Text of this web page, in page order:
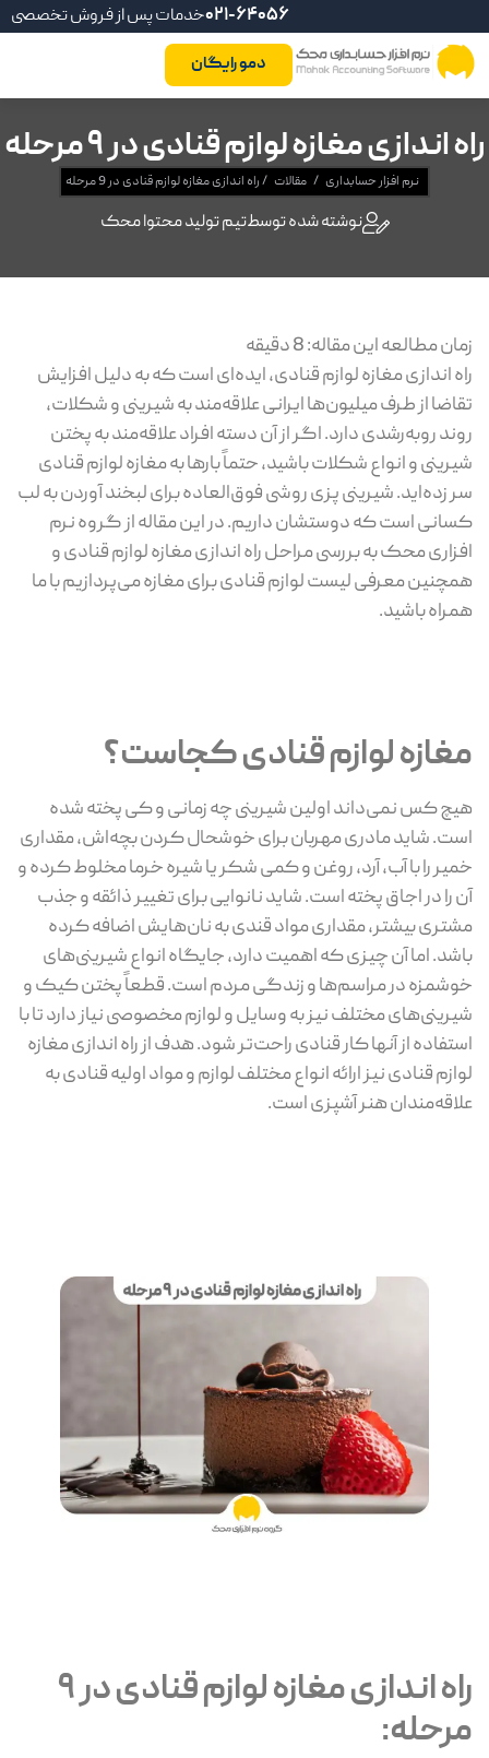
خدمات پس از فروش تخصصی021-64056
دمو رایگان
راه اندازی مغازه لوازم قنادی در 9 مرحله
نرم افزار حسابداری / مقالات /راه اندازی مغازه لوازم قنادی در 9 مرحله
نوشته شده توسطتیم تولید محتوا محک
زمان مطالعه این مقاله:8دقیقه
راه اندازی مغازه لوازم قنادی، ایده‌ای است که به دلیل افزایش
تقاضا از طرف میلیون‌ها ایرانی علاقه‌مند به شیرینی و شکلات،
روند روبه‌رشدی دارد. اگر از آن دسته افراد علاقه‌مند به پختن
شیرینی و انواع شکلات باشید، حتماً بارها به مغازه لوازم قنادی
سر زده‌اید. شیرینی پزی روشی فوق‌العاده برای لبخند آوردن به لب‌
کسانی است که دوستشان داریم. در این مقاله از گروه نرم
افزاری محک به بررسی مراحل راه اندازی مغازه لوازم قنادی و
همچنین معرفی لیست لوازم قنادی برای مغازه می‌پردازیم با ما
همراه باشید.
مغازه لوازم قنادی کجاست؟
هیچ کس نمی‌داند اولین شیرینی چه زمانی و کی پخته شده
است. شاید مادری مهربان برای خوشحال کردن بچه‌اش، مقداری
خمیر را با آب، آرد، روغن و کمی شکر یا شیره خرما مخلوط کرده و
آن را در اجاق پخته است. شاید نانوایی برای تغییر ذائقه و جذب
مشتری بیشتر، مقداری مواد قندی به نان‌هایش اضافه کرده
باشد. اما آن چیزی که اهمیت دارد، جایگاه انواع شیرینی‌های
خوشمزه در مراسم‌ها و زندگی مردم است. قطعاً پختن کیک و
شیرینی‌های مختلف نیز به وسایل و لوازم مخصوصی نیاز دارد تا با
استفاده از آنها کار قنادی راحت‌تر شود. هدف از راه اندازی مغازه
لوازم قنادی نیز ارائه انواع مختلف لوازم و مواد اولیه قنادی به
علاقه‌مندان هنر آشپزی است.
راه اندازی مغازه لوازم قنادی در 9
مرحله: